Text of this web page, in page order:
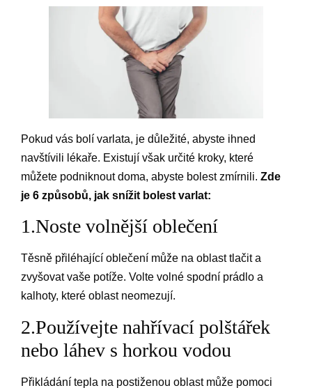
Pokud vás bolí varlata, je důležité, abyste ihned
navštívili lékaře. Existují však určité kroky, které
můžete podniknout doma, abyste bolest zmírnili. Zde
je 6 způsobů, jak snížit bolest varlat:
1.Noste volnější oblečení
Těsně přiléhající oblečení může na oblast tlačit a
zvyšovat vaše potíže. Volte volné spodní prádlo a
kalhoty, které oblast neomezují.
2.Používejte nahřívací polštářek
nebo láhev s horkou vodou
Přikládání tepla na postiženou oblast může pomoci